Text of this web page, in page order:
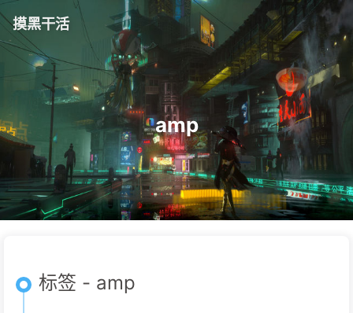
摸黑干活
amp
标签 - amp